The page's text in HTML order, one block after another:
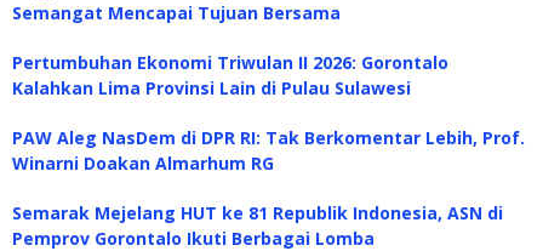
Semangat Mencapai Tujuan Bersama
Pertumbuhan Ekonomi Triwulan II 2026: Gorontalo
Kalahkan Lima Provinsi Lain di Pulau Sulawesi
PAW Aleg NasDem di DPR RI: Tak Berkomentar Lebih, Prof.
Winarni Doakan Almarhum RG
Semarak Mejelang HUT ke 81 Republik Indonesia, ASN di
Pemprov Gorontalo Ikuti Berbagai Lomba